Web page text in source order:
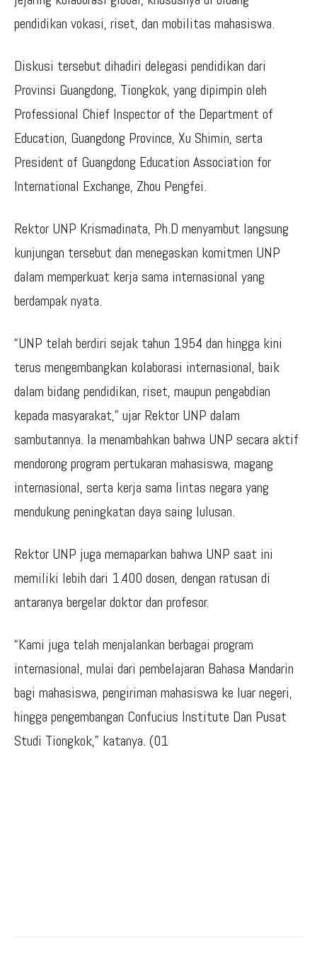
pendidikan vokasi, riset, dan mobilitas mahasiswa.
Diskusi tersebut dihadiri delegasi pendidikan dari
Provinsi Guangdong, Tiongkok, yang dipimpin oleh
Professional Chief Inspector of the Department of
Education, Guangdong Province, Xu Shimin, serta
President of Guangdong Education Association for
International Exchange, Zhou Pengfei.
Rektor UNP Krismadinata, Ph.D menyambut langsung
kunjungan tersebut dan menegaskan komitmen UNP
dalam memperkuat kerja sama internasional yang
berdampak nyata.
“UNP telah berdiri sejak tahun 1954 dan hingga kini
terus mengembangkan kolaborasi internasional, baik
dalam bidang pendidikan, riset, maupun pengabdian
kepada masyarakat,” ujar Rektor UNP dalam
sambutannya. Ia menambahkan bahwa UNP secara aktif
mendorong program pertukaran mahasiswa, magang
internasional, serta kerja sama lintas negara yang
mendukung peningkatan daya saing lulusan.
Rektor UNP juga memaparkan bahwa UNP saat ini
memiliki lebih dari 1.400 dosen, dengan ratusan di
antaranya bergelar doktor dan profesor.
“Kami juga telah menjalankan berbagai program
internasional, mulai dari pembelajaran Bahasa Mandarin
bagi mahasiswa, pengiriman mahasiswa ke luar negeri,
hingga pengembangan Confucius Institute Dan Pusat
Studi Tiongkok,” katanya. (01